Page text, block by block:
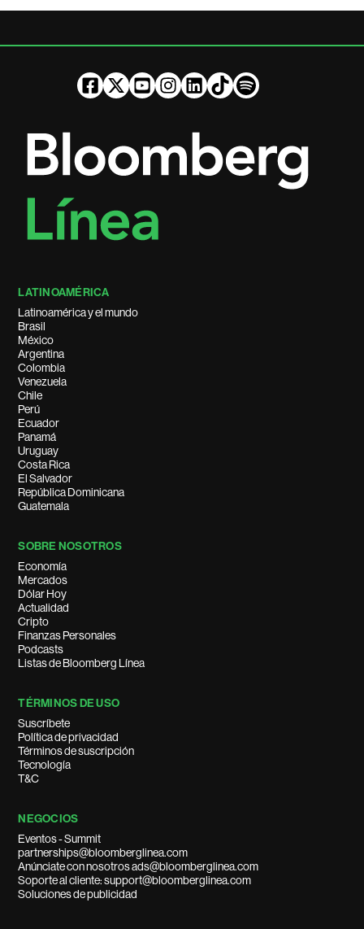
LATINOAMÉRICA
Latinoamérica y el mundo
Brasil
México
Argentina
Colombia
Venezuela
Chile
Perú
Ecuador
Panamá
Uruguay
Costa Rica
El Salvador
República Dominicana
Guatemala
SOBRE NOSOTROS
Economía
Mercados
Dólar Hoy
Actualidad
Cripto
Finanzas Personales
Podcasts
Listas de Bloomberg Línea
TÉRMINOS DE USO
Suscríbete
Política de privacidad
Términos de suscripción
Tecnología
T&C
NEGOCIOS
Eventos - Summit
partnerships@bloomberglinea.com
Anúnciate con nosotros ads@bloomberglinea.com
Soporte al cliente: support@bloomberglinea.com
Soluciones de publicidad